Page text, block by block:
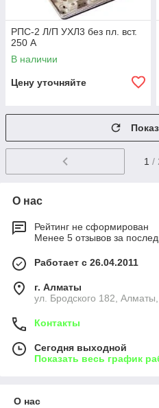
РПС-2 Л/П УХЛ3 без пл. вст.
250 А
В наличии
Цену уточняйте
1 /
О нас
Рейтинг не сформирован
Менее 5 отзывов за
Работает с 26.04.2011
г. Алматы
ул. Бродского 182, Алматы,
Контакты
Сегодня выходной
Показать весь график
О нас